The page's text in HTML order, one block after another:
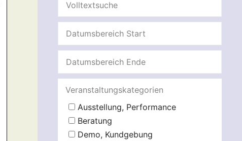
Veranstaltungskategorien
Ausstellung, Performance
Beratung
Demo, Kundgebung